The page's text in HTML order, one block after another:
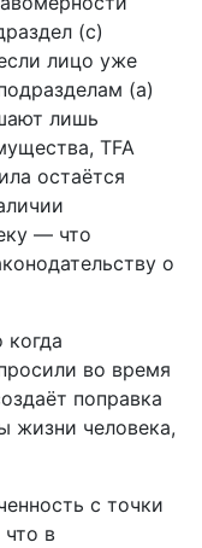
(c)
лицо уже
(a)
лишь
TFA
остаётся
— что
о
во время
поправка
жизни человека,
с точки
что в